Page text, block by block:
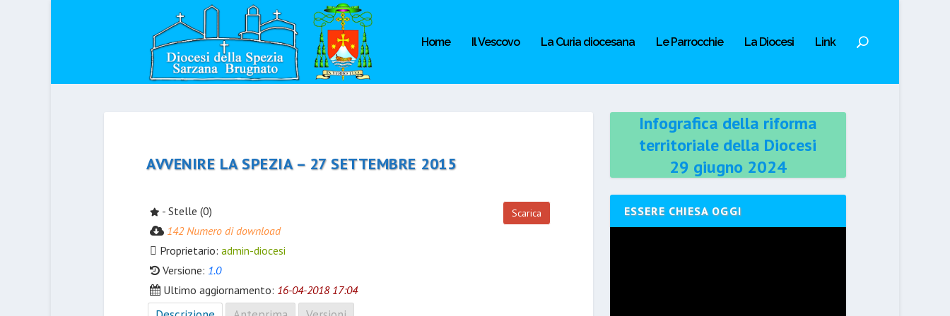
Home Il Vescovo La Curia diocesana Le Parrocchie La Diocesi Link
AVVENIRE LA SPEZIA – 27 SETTEMBRE 2015
Scarica
- Stelle (0)
142 Numero di download
Proprietario: admin-diocesi
Versione: 1.0
Ultimo aggiornamento: 16-04-2018 17:04
Infografica della riforma
territoriale della Diocesi
29 giugno 2024
ESSERE CHIESA OGGI